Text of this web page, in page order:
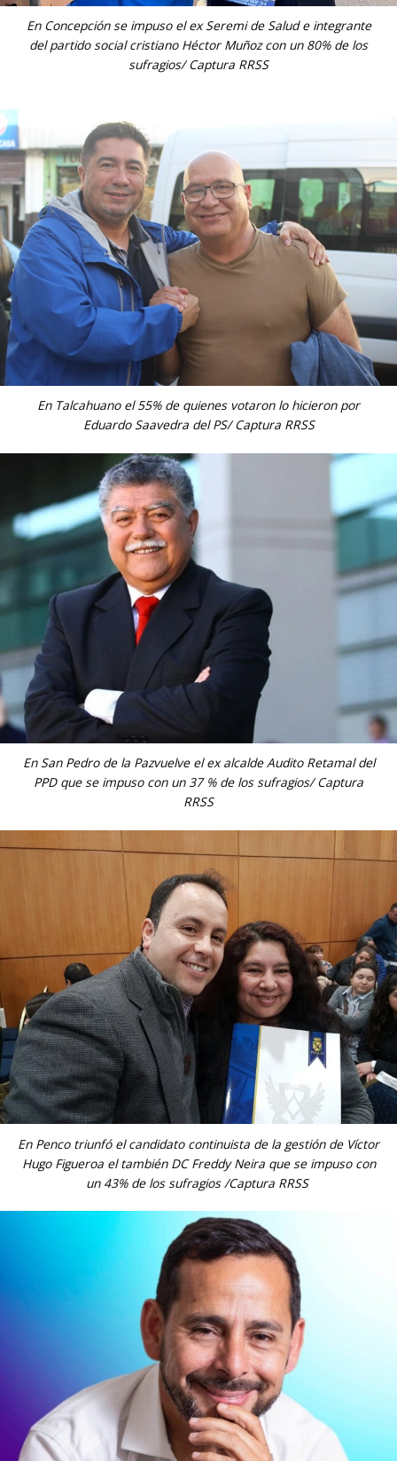
En Concepción se impuso el ex Seremi de Salud e integrante
del partido social cristiano Héctor Muñoz con un 80% de los
sufragios/ Captura RRSS
En Talcahuano el 55% de quienes votaron lo hicieron por
Eduardo Saavedra del PS/ Captura RRSS
En San Pedro de la Pazvuelve el ex alcalde Audito Retamal del
PPD que se impuso con un 37 % de los sufragios/ Captura
RRSS
En Penco triunfó el candidato continuista de la gestión de Víctor
Hugo Figueroa el también DC Freddy Neira que se impuso con
un 43% de los sufragios /Captura RRSS